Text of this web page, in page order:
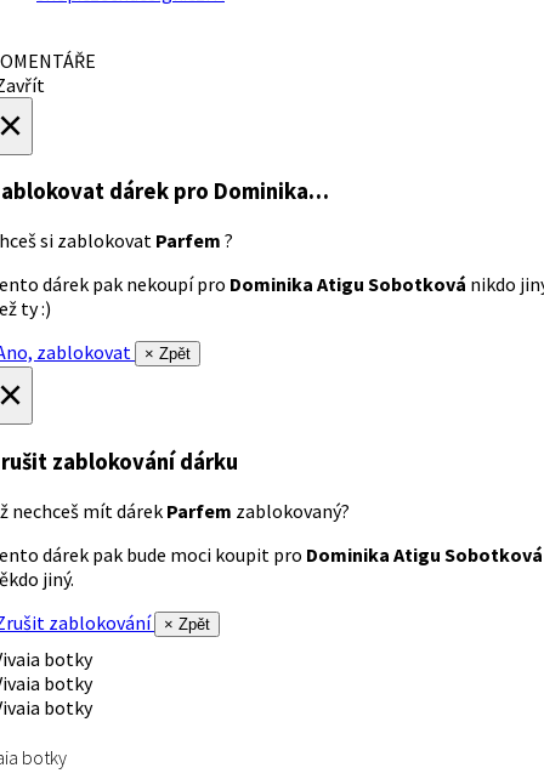
dárek pro Dominika…
si zablokovat Parfem ?
dárek pak nekoupí pro Dominika Atigu Sobotková nikdo
ty :)
zablokovat
× Zpět
zablokování dárku
nechceš mít dárek Parfem zablokovaný?
dárek pak bude moci koupit pro Dominika Atigu Sobotková
jiný.
zablokování
× Zpět
botky